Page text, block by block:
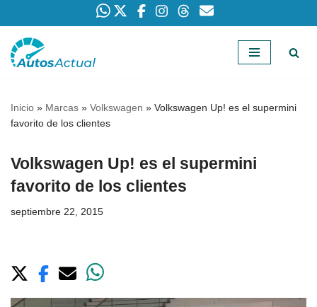
Saltar
Inicio » Marcas » Volkswagen » Volkswagen Up! es el supermini
favorito de los clientes
Volkswagen Up! es el supermini
favorito de los clientes
septiembre 22, 2015